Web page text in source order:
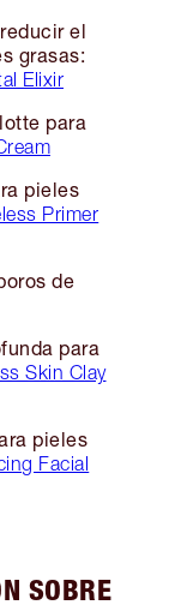
el
grasas:
Elixir
para
pieles
Primer
de
para
Skin Clay
pieles
Facial
SOBRE